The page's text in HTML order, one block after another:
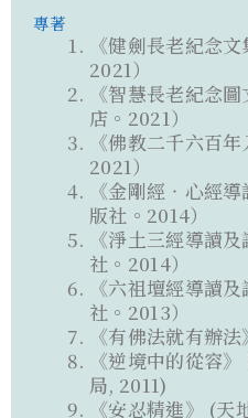
專著
《健劍長老紀念
2021）
《智慧長老紀念
店。2021）
《佛教二千六百
2021）
《金剛經‧心經
版社。2014）
《淨土三經導讀
社。2014）
《六祖壇經導讀
社。2013）
《有佛法就有辦
《逆境中的從容
局, 2011)
《安忍精進》 (